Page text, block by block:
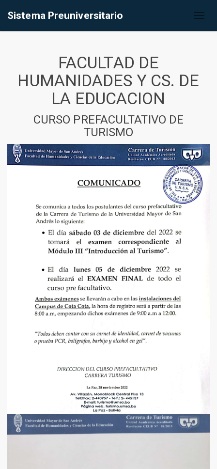
Sistema Preuniversitario
FACULTAD DE
HUMANIDADES Y CS. DE
LA EDUCACION
CURSO PREFACULTATIVO DE
TURISMO